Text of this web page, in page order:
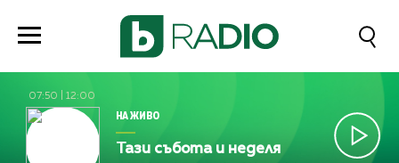
07:50 12:00
НА ЖИВО
Тази събота и неделя